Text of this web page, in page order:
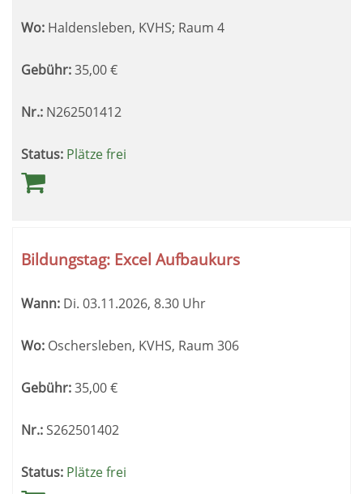
Wo: Haldensleben, KVHS; Raum 4
Gebühr:35,00€
Nr.: N262501412
Status: Plätze frei
Bildungstag: Excel Aufbaukurs
Wann: Di. 03.11.2026, 8.30 Uhr
Wo: Oschersleben, KVHS, Raum 306
Gebühr:35,00€
Nr.:S262501402
Status: Plätze frei